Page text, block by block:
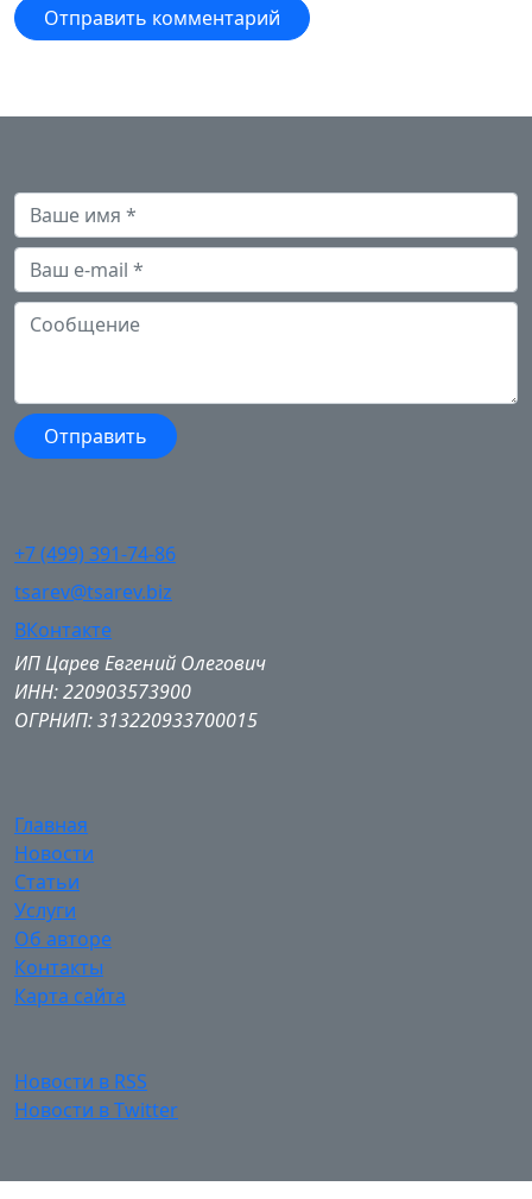
+7 (499) 391-74-86
tsarev@tsarev.biz
ВКонтакте
ИП Царев Евгений Олегович
ИНН: 220903573900
ОГРНИП: 313220933700015
Главная
Новости
Статьи
Услуги
Об авторе
Контакты
Карта сайта
Новости в RSS
Новости в Twitter